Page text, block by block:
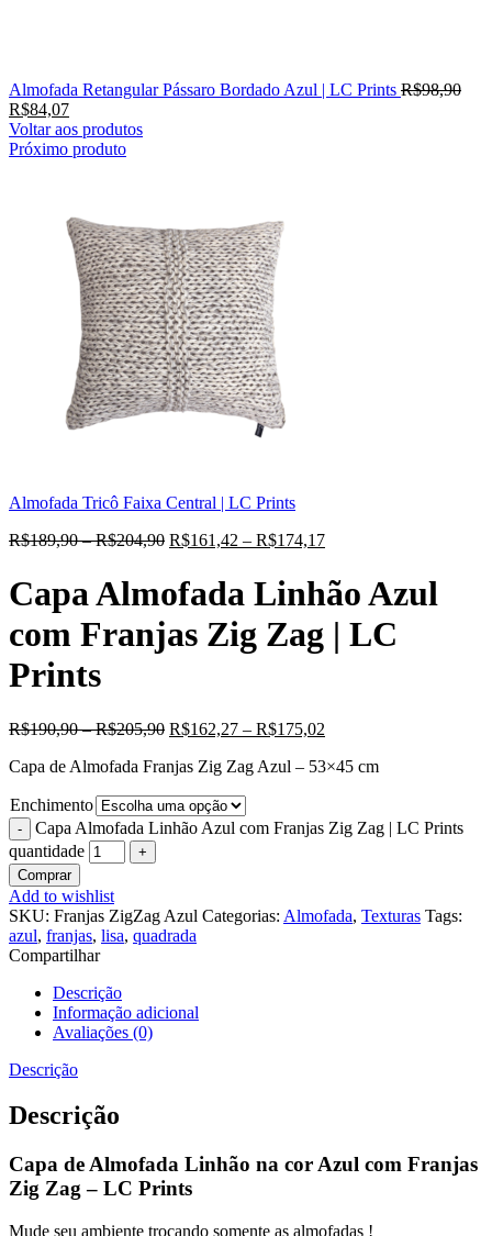
Almofada Retangular Pássaro Bordado Azul | LC Prints R$98,90
R$84,07
Voltar aos produtos
Próximo produto
Almofada Tricô Faixa Central | LC Prints
R$189,90–R$204,90 R$161,42 – R$174,17
Capa Almofada Linhão Azul
com Franjas Zig Zag | LC
Prints
R$190,90–R$205,90 R$162,27 – R$175,02
Capa de Almofada Franjas Zig Zag Azul – 53×45 cm
Enchimento
Capa Almofada Linhão Azul com Franjas Zig Zag | LC Prints
quantidade
Comprar
Add to wishlist
SKU: Franjas ZigZag Azul Categorias: Almofada, Texturas Tags:
azul, franjas, lisa, quadrada
Compartilhar
Descrição
Informação adicional
Avaliações (0)
Descrição
Descrição
Capa de Almofada Linhão na cor Azul com Franjas
Zig Zag – LC Prints
Mude seu ambiente trocando somente as almofadas !